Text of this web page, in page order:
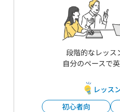
レッス
初心者向